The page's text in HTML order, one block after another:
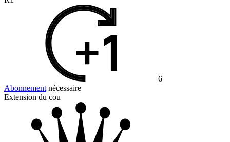
6
Abonnement nécessaire
Extension du cou